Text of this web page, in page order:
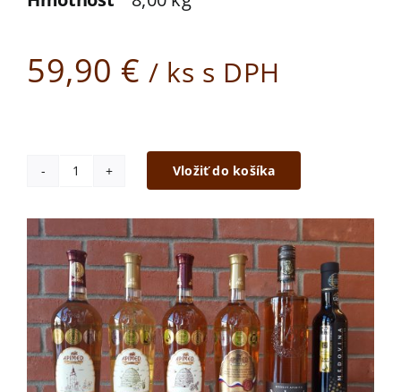
59,90 € / ks s DPH
množstvo
Degustačná
sada
medovín
Vložiť do košíka